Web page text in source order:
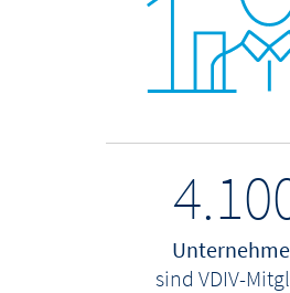
sind VDIV-